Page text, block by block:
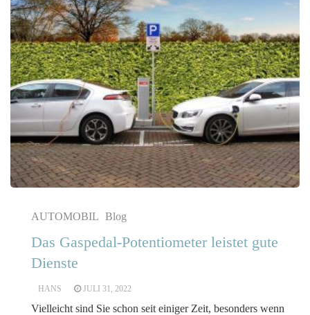
AUTOMOBIL Blog
Das Gaspedal-Potentiometer leistet gute
Dienste
HANS JULI 31, 2022
Vielleicht sind Sie schon seit einiger Zeit, besonders wenn